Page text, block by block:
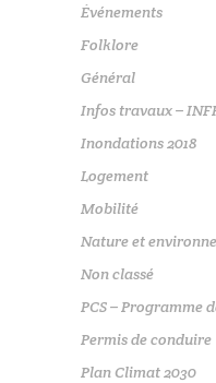
Événements
Folklore
Général
Infos travaux –
Inondations 2018
Logement
Mobilité
Nature et
Non classé
PCS – Programme
Permis de conduire
Plan Climat 2030